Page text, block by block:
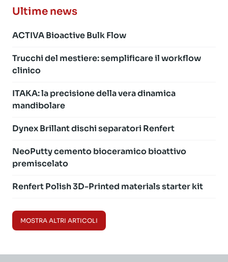
Ultime news
ACTIVA Bioactive Bulk Flow
Trucchi del mestiere: semplificare il workflow
clinico
ITAKA: la precisione della vera dinamica
mandibolare
Dynex Brillant dischi separatori Renfert
NeoPutty cemento bioceramico bioattivo
premiscelato
Renfert Polish 3D-Printed materials starter kit
MOSTRA ALTRI ARTICOLI